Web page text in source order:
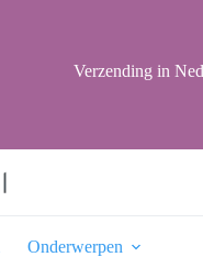
Verzending in
Onderwerpen